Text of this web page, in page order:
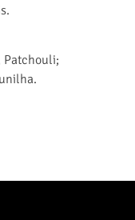
Patchouli;